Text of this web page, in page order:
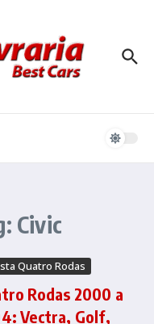
Civic
Quatro Rodas
Rodas 2000 a
Vectra, Golf,